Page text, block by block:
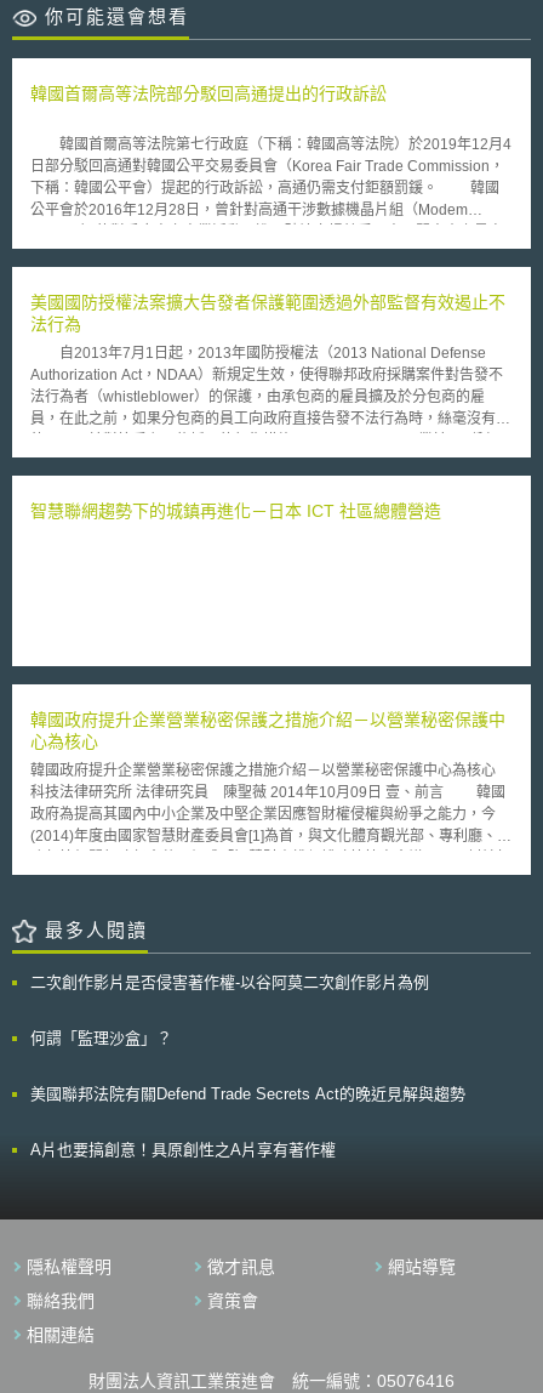
你可能還會想看
韓國首爾高等法院部分駁回高通提出的行政訴訟
韓國首爾高等法院第七行政庭（下稱：韓國高等法院）於2019年12月4
日部分駁回高通對韓國公平交易委員會（Korea Fair Trade Commission，
下稱：韓國公平會）提起的行政訴訟，高通仍需支付鉅額罰鍰。 韓國
公平會於2016年12月28日，曾針對高通干涉數據機晶片組（Modem
額的行政罰鍰共1.0311兆韓元。當時韓國公平會指出，高通的標準必要專利
原則」（Fair, Reasonable and Non-Discriminatory, FRAND），希望藉由
開罰徹底矯正高通的商業模式，不讓高通透過該商業模式不合理地維持並擴
爾）和手持裝置（Handset）業者。高通不滿韓國公平會之行政處分，逕向
韓國高等法院提出撤銷行政處分之訴，並請求暫緩執行。然而，高通所提出
的暫緩執行請求，於2017年11月27日即被韓國高等法院駁回。至於高通所
欲提起的撤銷行政處分之訴，韓國高等法院則於本次駁回。 儘管韓國
屬違法，換言之，高通毋須逐一重啟授權談判。至於罰鍰和其他決議，韓國
美國國防授權法案擴大告發者保護範圍透過外部監督有效遏止不
法行為
自2013年7月1日起，2013年國防授權法（2013 National Defense
Authorization Act，NDAA）新規定生效，使得聯邦政府採購案件對告發不
法行為者（whistleblower）的保護，由承包商的雇員擴及於分包商的雇
員，在此之前，如果分包商的員工向政府直接告發不法行為時，絲毫沒有法
美國總統簽署，期中除新增對於分包商雇員保護外，該法案也擴張了主包商
為，一樣可以受到法律對告發者的保護，強化了現行法下只有直接對政府申
智慧聯網趨勢下的城鎮再進化－日本 ICT 社區總體營造
韓國政府提升企業營業秘密保護之措施介紹－以營業秘密保護中
心為核心
韓國政府提升企業營業秘密保護之措施介紹－以營業秘密保護中心為核心
科技法律研究所 法律研究員 陳聖薇 2014年10月09日 壹、前言 韓國
政府為提高其國內中小企業及中堅企業因應智財權侵權與紛爭之能力，今
(2014)年度由國家智慧財產委員會[1]為首，與文化體育觀光部、專利廳、法
何提高政府面對專利、商標、著作權及營業秘密等智財侵權之因應效率，研
況，認為營業秘密雖然是企業的生命，但其企業的普遍想法卻是「技術外
流、營業秘密保護與我們公司無關」[3]。為促使韓國能夠朝智財強國邁進並
保護中心[5]，主要任務為推廣營業秘密管理體制、改善營業秘密保護制度以
況診斷」、「營業秘密標準管理系統」與「營業秘密正本證明制度」等措
點，並據以提出專家建議與建議改善方向。營業秘密保護中心首先規劃一系
物理管理、資訊技術管理五大類，共計32項子題。就每一子題另設計細部問
題，了解企業是否具備相關規範、有否確實遵守，若違反規範時，是否有相
本業務現況與確認經營者是否有改善想法，進而推導各部門營業秘密管理問
題點。 2.診斷階段:進行營業秘密管理現況綜合評估，以得知目前企業對於
營業秘密管理所在問題提出相對應之改善方案。 4.執行階段:以評比為基
等 級 狀 態 A等級 (81分以上, 優良) 具備營業秘密管理體系且運作良
最多人閱讀
二次創作影片是否侵害著作權-以谷阿莫二次創作影片為例
何謂「監理沙盒」？
美國聯邦法院有關Defend Trade Secrets Act的晚近見解與趨勢
A片也要搞創意！具原創性之A片享有著作權
隱私權聲明 徵才訊息
網站導覽
聯絡我們
資策會
相關連結
財團法人資訊工業策進會 統一編號：05076416